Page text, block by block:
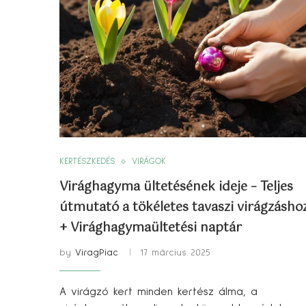
KERTÉSZKEDÉS VIRÁGOK
Virághagyma ültetésének ideje – Teljes
útmutató a tökéletes tavaszi
+ Virághagymaültetési naptár
by ViragPiac 17 március 2025
A virágzó kert minden kertész álma, a